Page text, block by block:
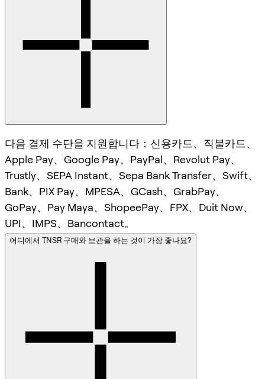
다음 결제 수단을 지원합니다：신용카드、직불카드、
Apple Pay、Google Pay、PayPal、Revolut Pay、
Trustly、SEPA Instant、Sepa Bank Transfer、Swift、
Bank、PIX Pay、MPESA、GCash、GrabPay、
GoPay、Pay Maya、ShopeePay、FPX、Duit Now、
UPI、IMPS、Bancontact。
어디에서 TNSR 구매와 보관을 하는 것이 가장 좋나요?